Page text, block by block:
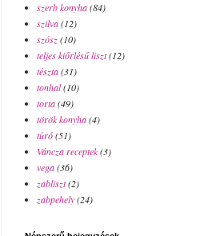
szerb konyha(84)
szilva(12)
szósz(10)
teljes kiőrlésű liszt(12)
tészta(31)
tonhal(10)
torta(49)
török konyha(4)
túró(51)
Váncza receptek(3)
vega(36)
zabliszt(2)
zabpehely(24)